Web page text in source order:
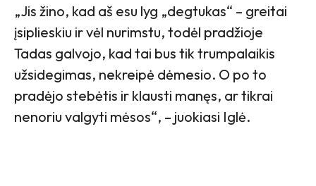
„Jis žino, kad aš esu lyg „degtukas“ – greitai
įsiplieskiu ir vėl nurimstu, todėl pradžioje
Tadas galvojo, kad tai bus tik trumpalaikis
užsidegimas, nekreipė dėmesio. O po to
pradėjo stebėtis ir klausti manęs, ar tikrai
nenoriu valgyti mėsos“, – juokiasi Iglė.